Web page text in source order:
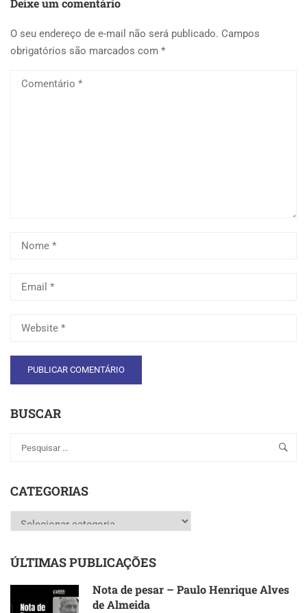
O seu endereço de e-mail não será publicado. Campos
obrigatórios são marcados com *
BUSCAR
CATEGORIAS
Categorias
ÚLTIMAS PUBLICAÇÕES
Nota de pesar – Paulo Henrique Alves
de Almeida